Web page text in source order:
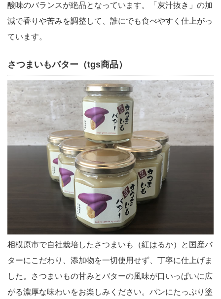
酸味のバランスが絶品となっています。「灰汁抜き」の加
減で香りや苦みを調整して、誰にでも食べやすく仕上がっ
ています。
さつまいもバター（tgs商品）
相模原市で自社栽培したさつまいも（紅はるか）と国産バ
ターにこだわり、添加物を一切使用せず、丁寧に仕上げま
した。さつまいもの甘みとバターの風味が口いっぱいに広
がる濃厚な味わいをお楽しみください。パンにたっぷり塗